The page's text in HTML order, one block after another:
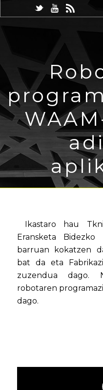
Ikastaro hau
Eransketa Bidezko
barruan kokatzen
bat da eta
zuzendua dago.
robotaren
dago.